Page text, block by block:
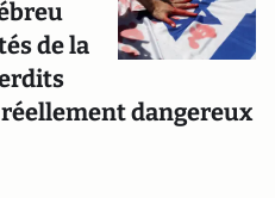
de la
dangereux